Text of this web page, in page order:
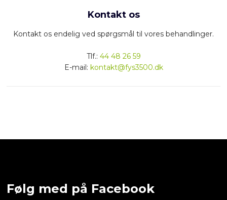
Kontakt os
Kontakt os endelig ved spørgsmål til vores behandlinger.
​Tlf.: 44 48 26 59
E-mail: kontakt@fys3500.dk
Følg med på Facebook